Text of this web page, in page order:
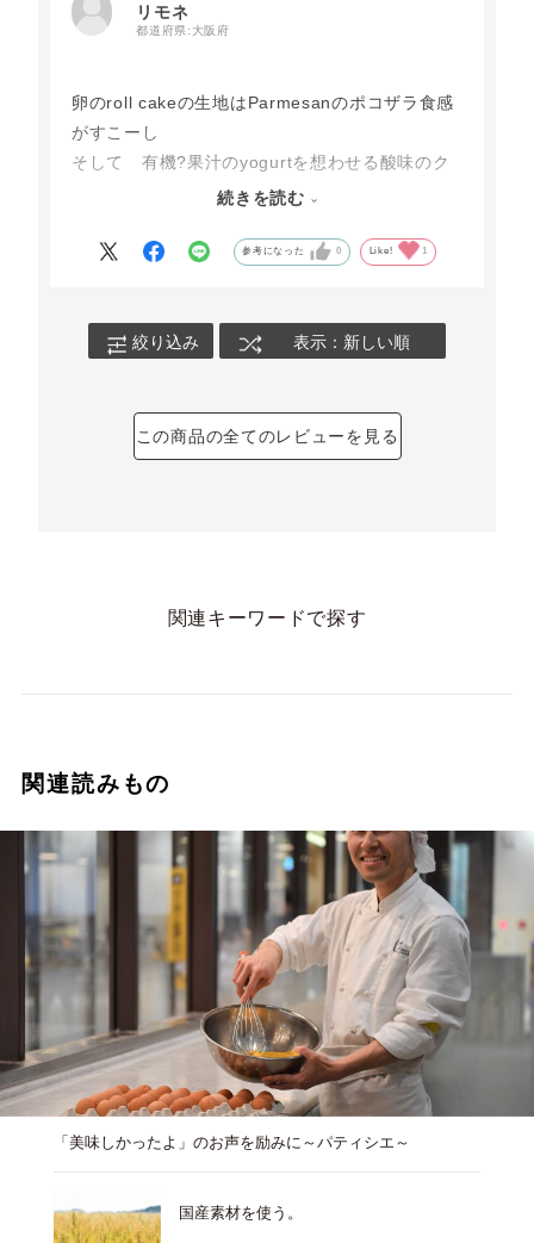
リモネ
都道府県: 大阪府
卵のroll cakeの生地はParmesanのポコザラ食感
がすこーし
そして 有機?果汁のyogurtを想わせる酸味のク
お取り寄せの良いところは 好きなだけ満足する
られますので おススメ度は??わかりません?
いわゆるcheeseチーズ感のような味は そんな
にはないと思います
続きを読む
参考になった 0 Like! 1
絞り込み 表示：新しい順
この商品の全てのレビューを見る
関連キーワードで探す
関連読みもの
「美味しかったよ」のお声を励みに～パティシエ～
国産素材を使う。